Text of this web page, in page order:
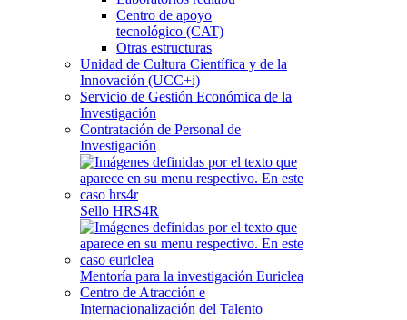
Centro de apoyo
tecnológico (CAT)
Otras estructuras
Unidad de Cultura Científica y de la
Innovación (UCC+i)
Servicio de Gestión Económica de la
Investigación
Contratación de Personal de
Investigación
Sello HRS4R
Mentoría para la investigación Euriclea
Centro de Atracción e
Internacionalización del Talento